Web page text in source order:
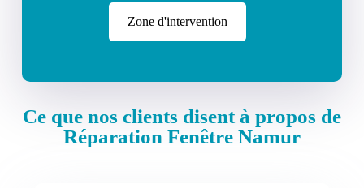
Zone d'intervention
Ce que nos clients disent à propos de
Réparation Fenêtre Namur